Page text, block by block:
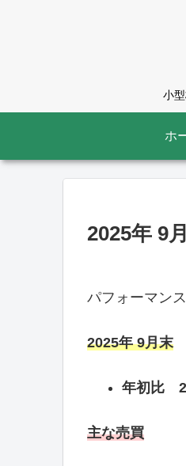
小
ホ
2025年 9
パフォーマン
2025年 9月末
年初比
主な売買